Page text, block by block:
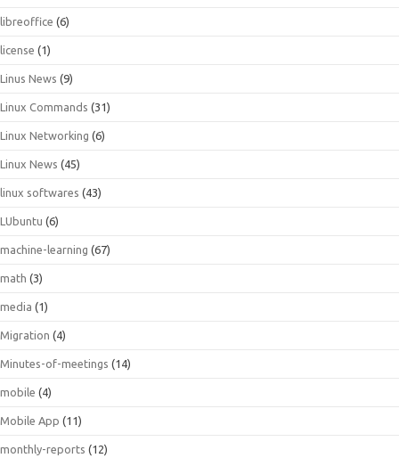
libreoffice (6)
license (1)
Linus News (9)
Linux Commands (31)
Linux Networking (6)
Linux News (45)
linux softwares (43)
LUbuntu (6)
machine-learning (67)
math (3)
media (1)
Migration (4)
Minutes-of-meetings (14)
mobile (4)
Mobile App (11)
monthly-reports (12)